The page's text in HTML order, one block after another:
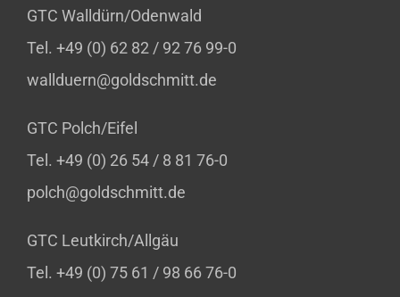
GTC Walldürn/Odenwald
Tel. +49 (0) 62 82 / 92 76 99-0
wallduern@goldschmitt.de
GTC Polch/Eifel
Tel. +49 (0) 26 54 / 8 81 76-0
polch@goldschmitt.de
GTC Leutkirch/Allgäu
Tel. +49 (0) 75 61 / 98 66 76-0